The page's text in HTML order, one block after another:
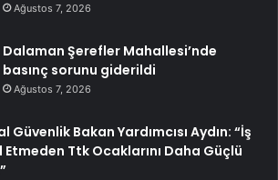
Ağustos 7, 2026
Dalaman Şerefler Mahallesi’nde
basınç sorunu giderildi
Ağustos 7, 2026
Güvenlik Bakan Yardımcısı Aydın: “İş
Ttk Ocaklarını Daha Güçlü